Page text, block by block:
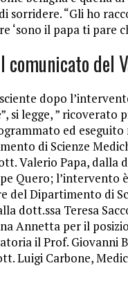
sorridere. “Gli ho
‘sono il papa ti pare
comunicato del
dopo
si legge, ”
ed
di Scienze
Valerio Papa,
Quero; l’intervento
Dipartimento di
dott.ssa Teresa
Annetta per il
il Prof.
Luigi Carbone,